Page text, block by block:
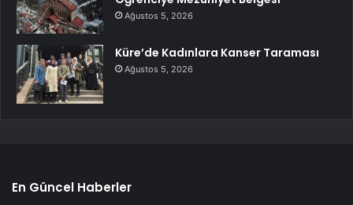
Ağustos 5, 2026
Küre’de Kadınlara Kanser Taraması
Ağustos 5, 2026
En Güncel Haberler